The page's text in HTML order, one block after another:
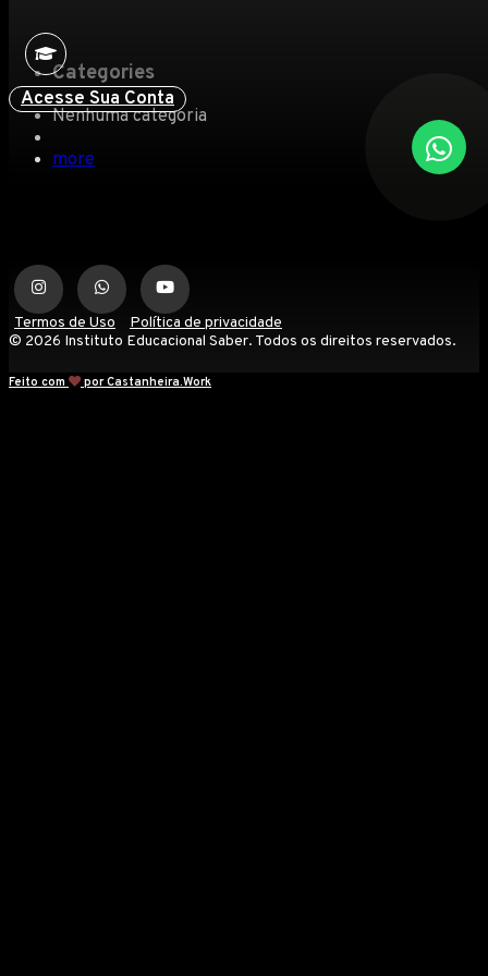
Acesse Sua Conta
Categories
Nenhuma categoria
more
Termos de Uso
Política de privacidade
© 2026 Instituto Educacional Saber. Todos os direitos reservados.
Feito com por Castanheira.Work